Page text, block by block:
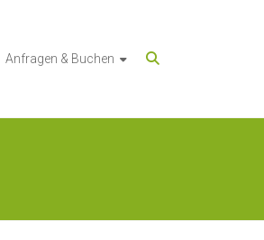
Anfragen & Buchen